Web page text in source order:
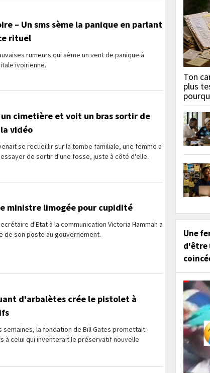
– Un sms sème la panique en parlant
rituel
rumeurs qui sème un vent de panique à
ivoirienne.
cimetière et voit un bras sortir de
vidéo
se recueillir sur la tombe familiale, une femme a
essayer de sortir d'une fosse, juste à côté d'elle.
ministre limogée pour cupidité
d'Etat à la communication Victoria Hammah a
de son poste au gouvernement.
d'arbalètes crée le pistolet à
semaines, la fondation de Bill Gates promettait
à celui qui inventerait le préservatif nouvelle
Ton
plus
Une
d'être